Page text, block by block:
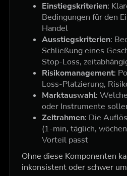
Einstiegskriterien:
Bedingungen für den
Handel
Ausstiegskriterien:
Schließung eines
Stop-Loss,
Risikomanagement:
Loss-Platzierung,
Marktauswahl:
oder Instrumente
Zeitrahmen: Die
(1-min, täglich,
Vorteil passt
Ohne diese Komponenten
inkonsistent oder schwer